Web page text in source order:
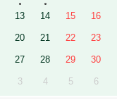
13 14 15 16
20 21 22 23
27 28 29 30
3 4 5 6